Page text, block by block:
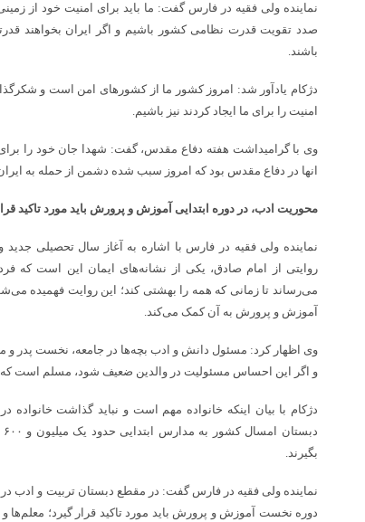
نماینده ولی فقیه در فارس گفت: ما باید برای امنیت خود از
صدد تقویت قدرت نظامی کشور باشیم و اگر ایران بخواهند
باشند.
دژکام یادآور شد: امروز کشور ما از کشورهای امن است و
امنیت را برای ما ایجاد کردند نیز باشیم.
وی با گرامیداشت هفته دفاع مقدس، گفت: شهدا جان خود را
انها در دفاع مقدس بود که امروز سبب شده دشمن از حمله به
محوریت ادب، در دوره ابتدایی آموزش و پرورش باید مورد تاکید
نماینده ولی فقیه در فارس با اشاره به آغاز سال تحصیلی جدید
روایتی از امام صادق، یکی از نشانه‌های ایمان این است که
می‌رساند تا زمانی که همه را بهشتی کند؛ این روایت فهمیده
آموزش و پرورش به آن کمک می‌کند.
وی اظهار کرد: مسئول دانش و ادب بچه‌ها در جامعه، نخست پدر و
و اگر این احساس مسئولیت در والدین ضعیف شود، مسلم است که
دژکام با بیان اینکه خانواده مهم است و نباید گذاشت خانواده
بگیرند.
نماینده ولی فقیه در فارس گفت: در مقطع دبستان تربیت و ادب
دوره نخست آموزش و پرورش باید مورد تاکید قرار گیرد؛ معلم‌ها